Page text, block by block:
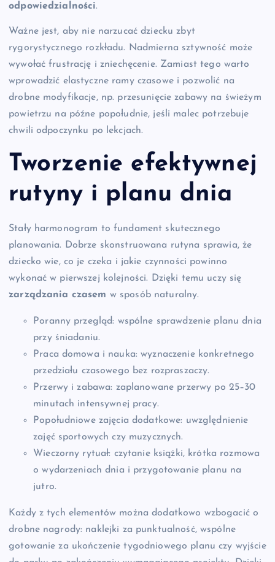
odpowiedzialności.
Ważne jest, aby nie narzucać dziecku zbyt
rygorystycznego rozkładu. Nadmierna sztywność może
wywołać frustrację i zniechęcenie. Zamiast tego warto
wprowadzić elastyczne ramy czasowe i pozwolić na
drobne modyfikacje, np. przesunięcie zabawy na świeżym
powietrzu na późne popołudnie, jeśli malec potrzebuje
chwili odpoczynku po lekcjach.
Tworzenie efektywnej
rutyny i planu dnia
Stały harmonogram to fundament skutecznego
planowania. Dobrze skonstruowana rutyna sprawia, że
dziecko wie, co je czeka i jakie czynności powinno
wykonać w pierwszej kolejności. Dzięki temu uczy się
zarządzania czasem w sposób naturalny.
Poranny przegląd: wspólne sprawdzenie planu dnia
przy śniadaniu.
Praca domowa i nauka: wyznaczenie konkretnego
przedziału czasowego bez rozpraszaczy.
Przerwy i zabawa: zaplanowane przerwy po 25–30
minutach intensywnej pracy.
Popołudniowe zajęcia dodatkowe: uwzględnienie
zajęć sportowych czy muzycznych.
Wieczorny rytuał: czytanie książki, krótka rozmowa
o wydarzeniach dnia i przygotowanie planu na
jutro.
Każdy z tych elementów można dodatkowo wzbogacić o
drobne nagrody: naklejki za punktualność, wspólne
gotowanie za ukończenie tygodniowego planu czy wyjście